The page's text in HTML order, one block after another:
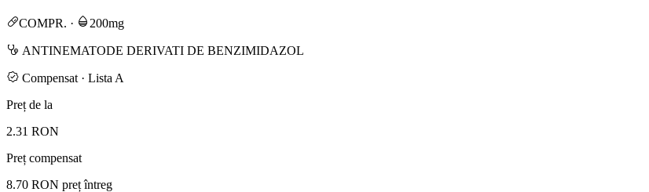
COMPR. · 200mg
ANTINEMATODE DERIVATI DE BENZIMIDAZOL
Compensat · Lista A
Preț de la
2.31 RON
Preț compensat
8.70 RON preț întreg